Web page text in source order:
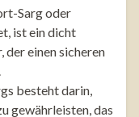
Sarg oder
ist ein dicht
einen sicheren
besteht darin,
gewährleisten, das